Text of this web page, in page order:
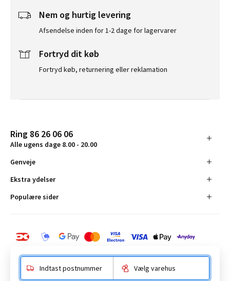
Nem og hurtig levering
Afsendelse inden for 1-2 dage for lagervarer
Fortryd dit køb
Fortryd køb, returnering eller reklamation
Ring 86 26 06 06
Alle ugens dage 8.00 - 20.00
Genveje
Ekstra ydelser
Populære sider
Indtast postnummer Vælg varehus